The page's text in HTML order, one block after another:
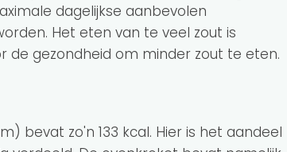
dagelijkse aanbevolen
Het eten van te veel zout is
de gezondheid om minder zout te eten.
bevat zo'n 133 kcal. Hier is het aandeel